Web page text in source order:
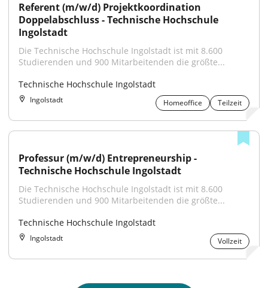
Referent (m/w/d) Projektkoordination
Doppelabschluss - Technische Hochschule
Ingolstadt
Die Technische Hochschule Ingolstadt ist mit 8.600
Studierenden und 900 Mitarbeitenden die größte...
Technische Hochschule Ingolstadt
Ingolstadt Homeoffice Teilzeit
Professur (m/w/d) Entrepreneurship -
Technische Hochschule Ingolstadt
Die Technische Hochschule Ingolstadt ist mit 8.600
Studierenden und 900 Mitarbeitenden die größte...
Technische Hochschule Ingolstadt
Ingolstadt Vollzeit